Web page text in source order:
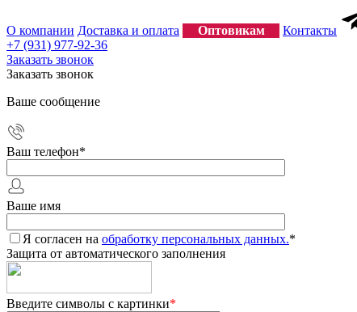
О компании Доставка и оплата Оптовикам Контакты
+7 (931) 977-92-36
Заказать звонок
Заказать звонок
Ваше сообщение
Ваш телефон*
Ваше имя
Я согласен на обработку персональных данных.*
Защита от автоматического заполнения
Введите символы с картинки*